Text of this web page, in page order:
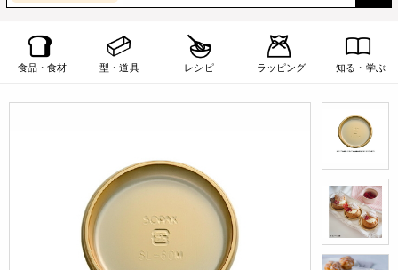
食品・食材 型・道具 レシピ ラッピング 知る・学ぶ